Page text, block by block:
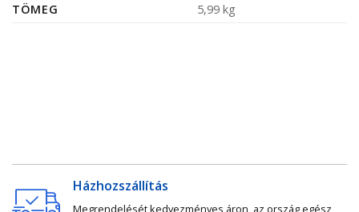
TÖMEG 5,99 kg
Házhozszállítás
Megrendelését kedvezményes áron, az ország egész